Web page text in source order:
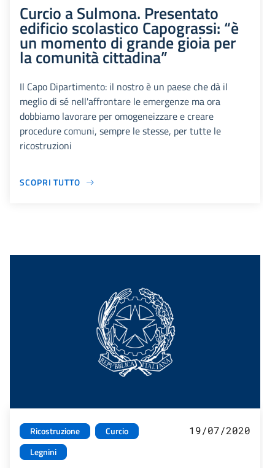
Curcio a Sulmona. Presentato
edificio scolastico Capograssi: “è
un momento di grande gioia per
la comunità cittadina”
Il Capo Dipartimento: il nostro è un paese che dà il
meglio di sé nell'affrontare le emergenze ma ora
dobbiamo lavorare per omogeneizzare e creare
procedure comuni, sempre le stesse, per tutte le
ricostruzioni
SCOPRI TUTTO
Ricostruzione
Curcio
Legnini
19/07/2020